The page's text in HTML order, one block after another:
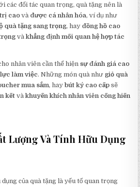
các đối tác quan trọng, quà tặng nên là
caovà được cá nhân hóa, ví dụ như
quà tặng sang trọng, hay đồng hồ cao
vàkhẳng định mối quan hệ hợp tác
nhân viên cần thể hiện sự đánh giá cao
làm việc. Những món quà như giỏ quà
mua sắm, haybút ký cao cấp sẽ
kết vàkhuyến khích nhân viên cống hiến
Lượng Và Tính Hữu Dụng
của quà tặng là yếu tố quan trọng